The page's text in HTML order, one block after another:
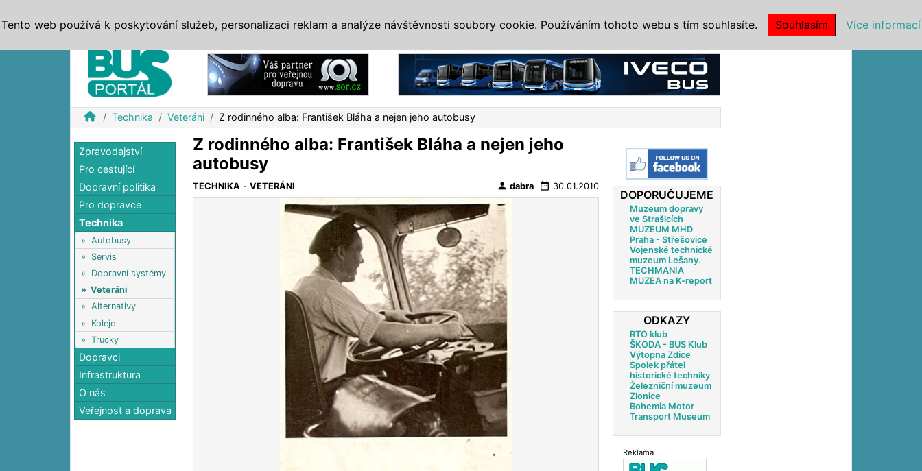
home Technika Veteráni Z rodinného alba: František Bláha a nejen jeho autobusy
Zpravodajství
Pro cestující
Dopravní politika
Pro dopravce
Technika
» Autobusy
» Servis
» Dopravní systémy
» Veteráni
» Alternativy
» Koleje
» Trucky
Dopravci
Infrastruktura
O nás
Veřejnost a doprava
Z rodinného alba: František Bláha a nejen jeho
autobusy
TECHNIKA -VETERÁNI person dabra date_range 30.01.2010
DOPORUČUJEME
Muzeum dopravy
ve Strašicích
MUZEUM MHD
Praha - Střešovice
Vojenské technické
muzeum Lešany.
TECHMANIA
MUZEA na K-report
ODKAZY
RTO klub
ŠKODA - BUS Klub
Výtopna Zdice
Spolek přátel
historické techniky
Železniční muzeum
Zlonice
Bohemia Motor
Transport Museum
Reklama
Tento web používá k poskytování služeb, personalizaci reklam a analýze návštěvnosti soubory cookie. Používáním tohoto webu s tím souhlasíte. Souhlasím Více informací